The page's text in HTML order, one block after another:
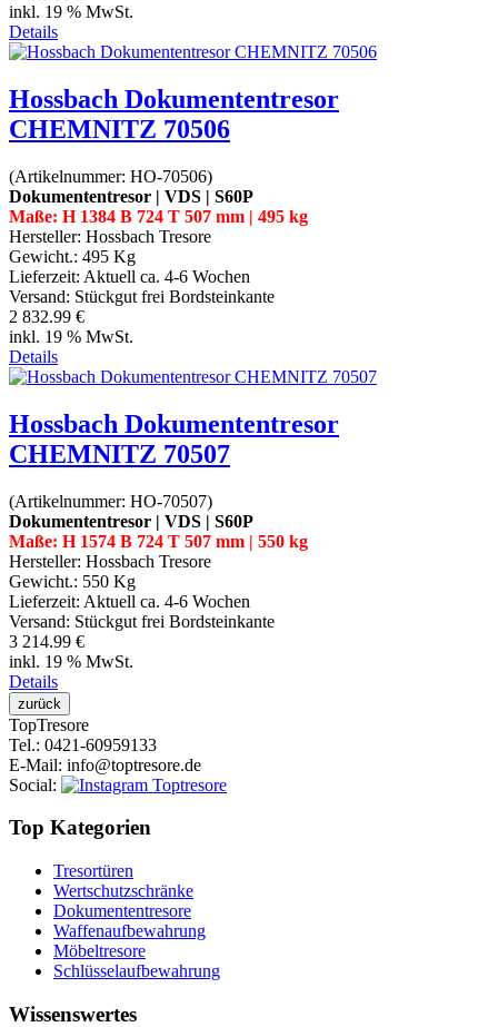
inkl. 19 % MwSt.
Details
Hossbach Dokumententresor
CHEMNITZ 70506
(Artikelnummer: HO-70506)
Dokumententresor | VDS | S60P
Maße: H 1384 B 724 T 507 mm | 495 kg
Hersteller: Hossbach Tresore
Gewicht.: 495 Kg
Lieferzeit: Aktuell ca. 4-6 Wochen
Versand: Stückgut frei Bordsteinkante
2 832.99 €
inkl. 19 % MwSt.
Details
Hossbach Dokumententresor
CHEMNITZ 70507
(Artikelnummer: HO-70507)
Dokumententresor | VDS | S60P
Maße: H 1574 B 724 T 507 mm | 550 kg
Hersteller: Hossbach Tresore
Gewicht.: 550 Kg
Lieferzeit: Aktuell ca. 4-6 Wochen
Versand: Stückgut frei Bordsteinkante
3 214.99 €
inkl. 19 % MwSt.
Details
TopTresore
Tel.: 0421-60959133
E-Mail: info@toptresore.de
Social:
Top Kategorien
Tresortüren
Wertschutzschränke
Dokumententresore
Waffenaufbewahrung
Möbeltresore
Schlüsselaufbewahrung
Wissenswertes